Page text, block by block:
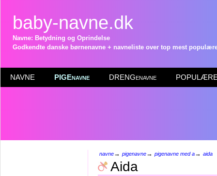
baby-navne.dk
Navne: Betydning og Oprindelse
Godkendte danske børnenavne + navneliste over top mest
NAVNE PIGEnavne DRENGenavne POPULÆRE
navne→ pigenavne→ pigenavne med a→ aida
Aida